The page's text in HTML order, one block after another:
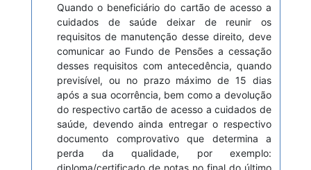
Quando o beneficiário do cartão de acesso a
cuidados de saúde deixar de reunir os
requisitos de manutenção desse direito, deve
comunicar ao Fundo de Pensões a cessação
desses requisitos com antecedência, quando
previsível, ou no prazo máximo de 15 dias
após a sua ocorrência, bem como a devolução
do respectivo cartão de acesso a cuidados de
saúde, devendo ainda entregar o respectivo
documento comprovativo que determina a
perda da qualidade, por exemplo:
diploma/certificado de notas no final do último